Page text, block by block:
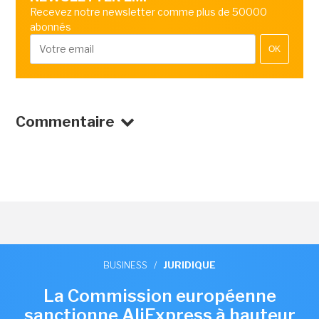
Recevez notre newsletter comme plus de 50000
abonnés
OK
Commentaire
BUSINESS / JURIDIQUE
La Commission européenne